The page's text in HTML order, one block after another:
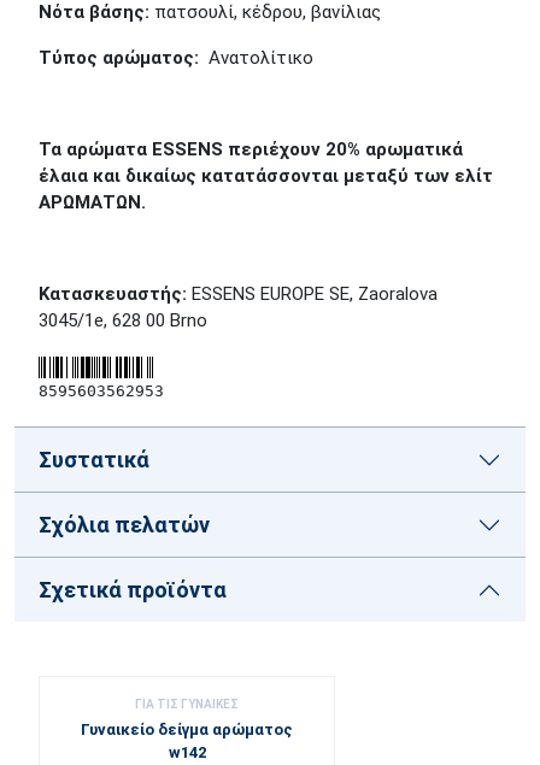
Νότα βάσης: πατσουλί, κέδρου, βανίλιας
Τύπος αρώματος: Ανατολίτικο
Τα αρώματα ESSENS περιέχουν 20% αρωματικά
έλαια και δικαίως κατατάσσονται μεταξύ των ελίτ
ΑΡΩΜΑΤΩΝ.
Κατασκευαστής: ESSENS EUROPE SE, Zaoralova
3045/1e, 628 00 Brno
8595603562953
Συστατικά
Σχόλια πελατών
Σχετικά προϊόντα
ΓΙΑ ΤΙΣ ΓΥΝΑΊΚΕΣ
Γυναικείο δείγμα αρώματος
w142